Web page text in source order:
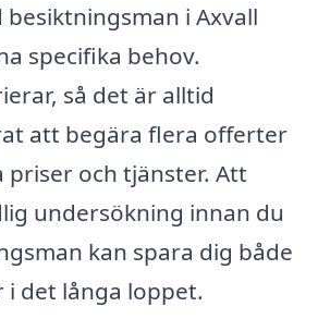
i Axvall
specifika behov.
så det är alltid
att begära flera offerter
och tjänster. Att
undersökning innan du
kan spara dig både
det långa loppet.